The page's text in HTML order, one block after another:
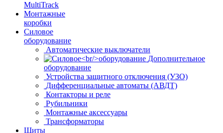
MultiTrack
Монтажные
коробки
Силовое
оборудование
Автоматические выключатели
Дополнительное
оборудование
Устройства защитного отключения (УЗО)
Дифференциальные автоматы (АВДТ)
Контакторы и реле
Рубильники
Монтажные аксессуары
Трансформаторы
Щиты